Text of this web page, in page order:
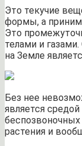
Это текучие
формы, а
Это
телами и
на Земле
Без нее
является
растения и